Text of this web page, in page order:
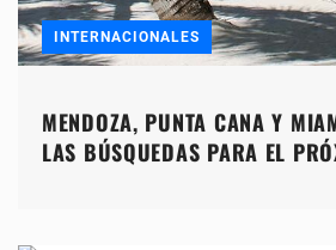
INTERNACIONALES
MENDOZA, PUNTA CANA Y
LAS BÚSQUEDAS PARA EL